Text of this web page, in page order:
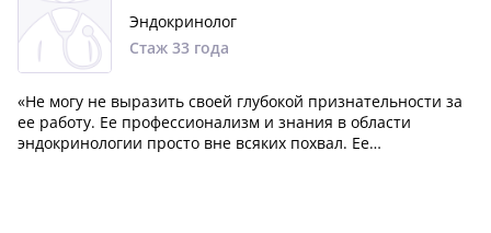
Эндокринолог
Стаж 33 года
«Не могу не выразить своей глубокой признательности за
ее работу. Ее профессионализм и знания в области
эндокринологии просто вне всяких похвал. Ее